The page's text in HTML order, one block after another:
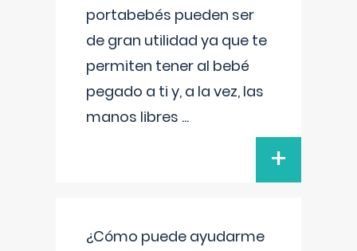
portabebés pueden ser
de gran utilidad ya que te
permiten tener al bebé
pegado a ti y, a la vez, las
manos libres ...
+
¿Cómo puede ayudarme